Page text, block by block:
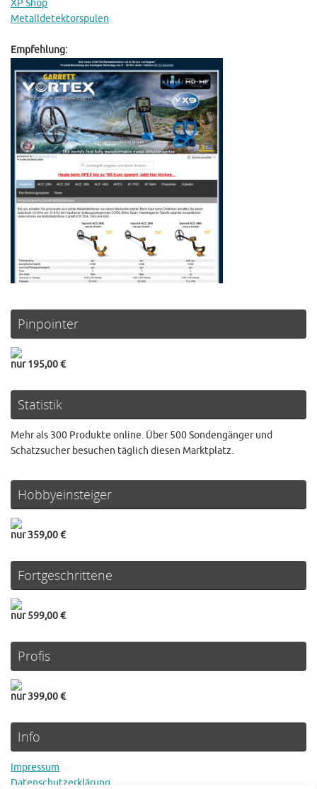
XP Shop
Metalldetektorspulen
Empfehlung:
Pinpointer
nur 195,00 €
Statistik
Mehr als 300 Produkte online. Über 500 Sondengänger und
Schatzsucher besuchen täglich diesen Marktplatz.
Hobbyeinsteiger
nur 359,00 €
Fortgeschrittene
nur 599,00 €
Profis
nur 399,00 €
Info
Impressum
Datenschutzerklärung